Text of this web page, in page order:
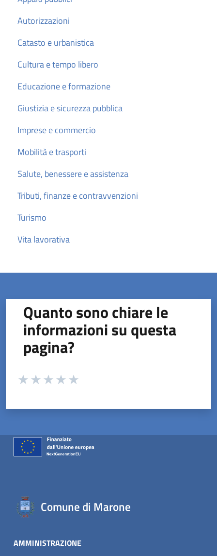
Autorizzazioni
Catasto e urbanistica
Cultura e tempo libero
Educazione e formazione
Giustizia e sicurezza pubblica
Imprese e commercio
Mobilità e trasporti
Salute, benessere e assistenza
Tributi, finanze e contravvenzioni
Turismo
Vita lavorativa
Quanto sono chiare le
informazioni su questa
pagina?
Valuta da 1 a 5 stelle la pagina
Comune di Marone
AMMINISTRAZIONE